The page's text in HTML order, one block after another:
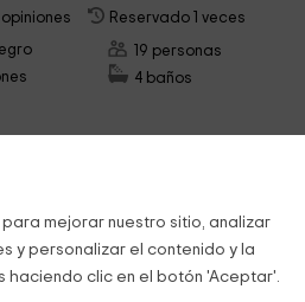
mejorar nuestro sitio, analizar
y personalizar el contenido y la
haciendo clic en el botón 'Aceptar'.
opiniones
Reservado 1 veces
19 personas
4 baños
en La Adrada